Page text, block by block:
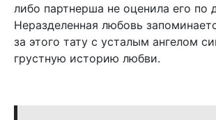
либо партнерша не оценила его по
Неразделенная любовь
за этого тату с усталым ангелом
грустную историю любви.